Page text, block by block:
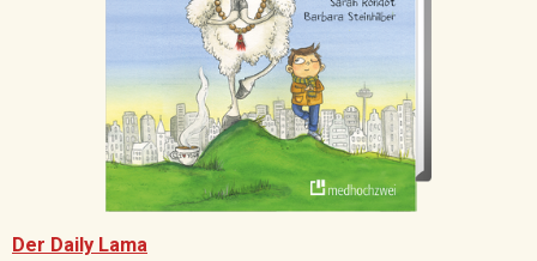
Der Daily Lama